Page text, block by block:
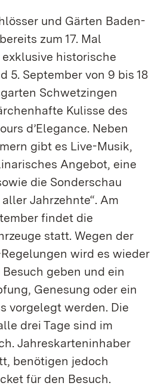
und Gärten Baden-
zum 17. Mal
historische
5. September von 9 bis 18
Schwetzingen
Kulisse des
d’Elegance. Neben
gibt es Live-Musik,
Angebot, eine
die Sonderschau
Jahrzehnte“. Am
findet die
statt. Wegen der
wird es wieder
geben und ein
Genesung oder ein
vorgelegt werden. Die
drei Tage sind im
Jahreskarteninhaber
benötigen jedoch
für den Besuch.